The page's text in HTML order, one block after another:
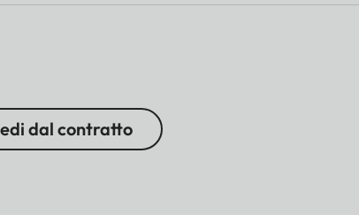
dal contratto